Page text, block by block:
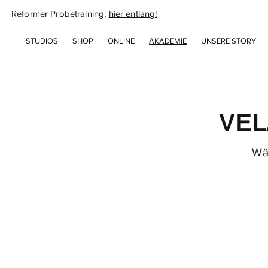
Reformer Probetraining, hier entlang!
STUDIOS SHOP ONLINE AKADEMIE UNSERE STORY